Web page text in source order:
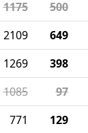
1175 500
2109 649
1269 398
1085 97
771 129